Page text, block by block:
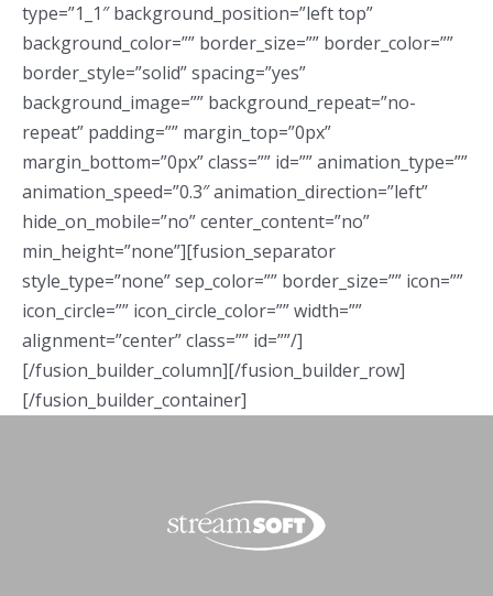
type=”1_1″ background_position=”left top”
background_color=”” border_size=”” border_color=””
border_style=”solid” spacing=”yes”
background_image=”” background_repeat=”no-
repeat” padding=”” margin_top=”0px”
margin_bottom=”0px” class=”” id=”” animation_type=””
animation_speed=”0.3″ animation_direction=”left”
hide_on_mobile=”no” center_content=”no”
min_height=”none”][fusion_separator
style_type=”none” sep_color=”” border_size=”” icon=””
icon_circle=”” icon_circle_color=”” width=””
alignment=”center” class=”” id=””/]
[/fusion_builder_column][/fusion_builder_row]
[/fusion_builder_container]